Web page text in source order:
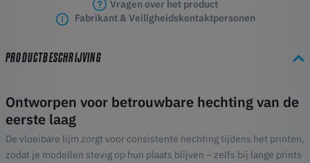
Vragen over het product
Fabrikant & Veiligheidskontaktpersonen
PRODUCTBESCHRIJVING
Ontworpen voor betrouwbare hechting van de
eerste laag
De vloeibare lijm zorgt voor consistente hechting tijdens het printen,
zodat je modellen stevig op hun plaats blijven – zelfs bij lange prints